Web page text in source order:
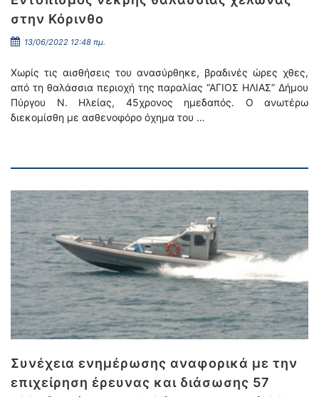
στην Κόρινθο
13/06/2022 12:48 πμ.
Χωρίς τις αισθήσεις του ανασύρθηκε, βραδινές ώρες χθες,
από τη θαλάσσια περιοχή της παραλίας “ΑΓΙΟΣ ΗΛΙΑΣ” Δήμου
Πύργου Ν. Ηλείας, 45χρονος ημεδαπός. Ο ανωτέρω
διεκομίσθη με ασθενοφόρο όχημα του …
Συνέχεια ενημέρωσης αναφορικά με την
επιχείρηση έρευνας και διάσωσης 57